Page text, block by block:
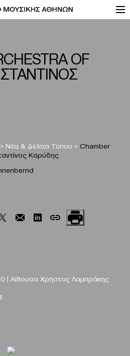
OF
> Νέα & Δελτία Τύπου > Chamber
Καρύδης
| Αίθουσα Χρήστος Λαμπράκης